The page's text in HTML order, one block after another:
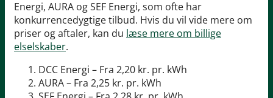
Energi, AURA og SEF Energi, som ofte har
konkurrencedygtige tilbud. Hvis du vil vide mere om
priser og aftaler, kan du læse mere om billige
elselskaber.
DCC Energi – Fra 2,20 kr. pr. kWh
AURA – Fra 2,25 kr. pr. kWh